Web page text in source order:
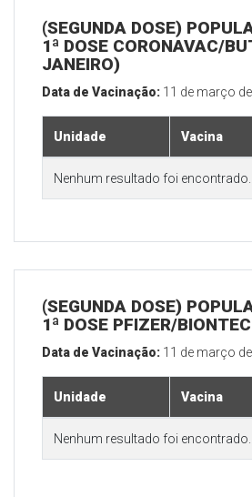
(SEGUNDA DOSE)
1ª DOSE CORONAVAC/
JANEIRO)
Data de Vacinação: 11 de março
Unidade Vacina
Nenhum resultado foi encontrado.
(SEGUNDA DOSE)
1ª DOSE PFIZER/
Data de Vacinação: 11 de março
Unidade Vacina
Nenhum resultado foi encontrado.